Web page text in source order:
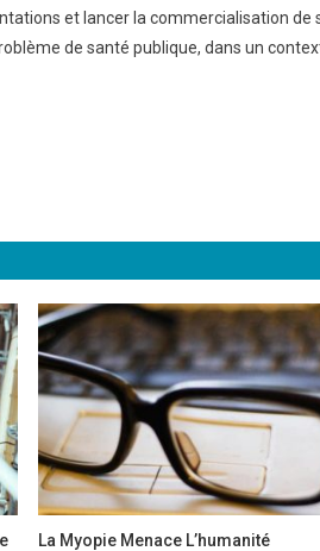
et lancer la commercialisation de
de santé publique, dans un
La Myopie Menace L’humanité